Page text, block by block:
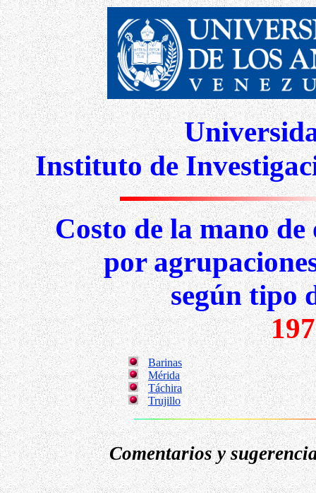
Instituto de
Costo de la mano
por
según tipo
Barinas
Mérida
Táchira
Trujillo
Comentarios y